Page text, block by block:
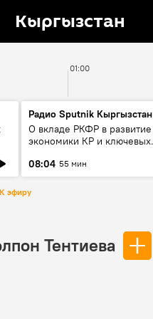
Кыргызстан
01:00
Радио Sputnik Кыргызстан
О вкладе РКФР в развитие
экономики КР и ключевых
08:04 55 мин
К эфиру
Тентиева